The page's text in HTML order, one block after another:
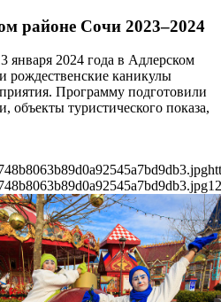
районе Сочи 2023–2024
января 2024 года в Адлерском
рождественские каникулы
Программу подготовили
объекты туристического показа,